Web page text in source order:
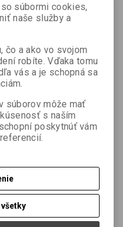
súbormi cookies,
naše služby a
čo a ako vo svojom
robíte. Vďaka tomu
vás a je schopná sa
súborov môže mať
s naším
poskytnúť vám